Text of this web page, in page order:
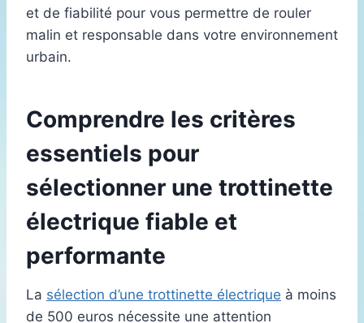
et de fiabilité pour vous permettre de rouler
malin et responsable dans votre environnement
urbain.
Comprendre les critères
essentiels pour
sélectionner une trottinette
électrique fiable et
performante
La sélection d’une trottinette électrique à moins
de 500 euros nécessite une attention